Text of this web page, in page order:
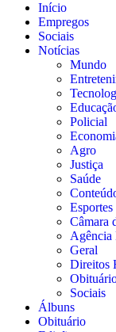
Início
Empregos
Sociais
Notícias
Mundo
Policial
Agro
Justiça
Saúde
Esportes
Câmara
Geral
Direitos
Sociais
Álbuns
Obituário